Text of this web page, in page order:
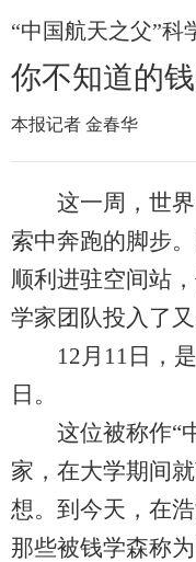
“中国航天之父”科
你不知道的
本报记者 金春华
这一周，世界
索中奔跑的脚步
顺利进驻空间站
学家团队投入了
12月11日，是
日。
这位被称作“中
家，在大学期间
想。到今天，在
那些被钱学森称